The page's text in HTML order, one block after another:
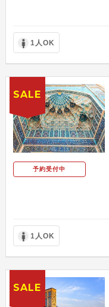
1人OK
予約受付中
1人OK
SALE
SALE